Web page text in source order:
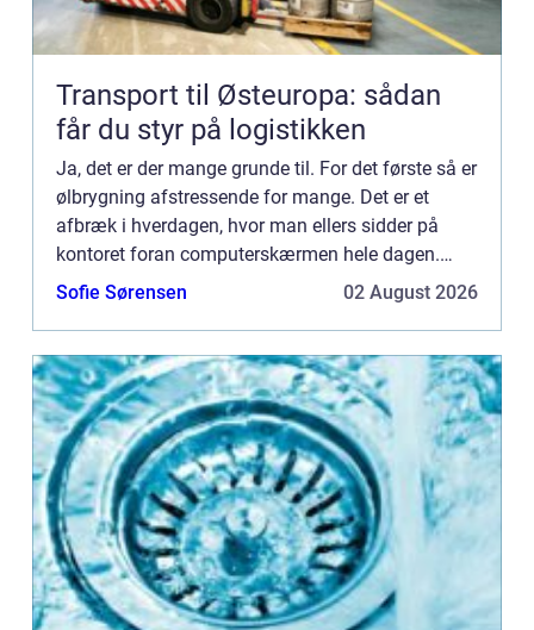
Transport til Østeuropa: sådan
får du styr på logistikken
Ja, det er der mange grunde til. For det første så er
ølbrygning afstressende for mange. Det er et
afbræk i hverdagen, hvor man ellers sidder på
kontoret foran computerskærmen hele dagen.
Mange nyder at komme hjem og fortsætte deres
Sofie Sørensen 02 August 2026